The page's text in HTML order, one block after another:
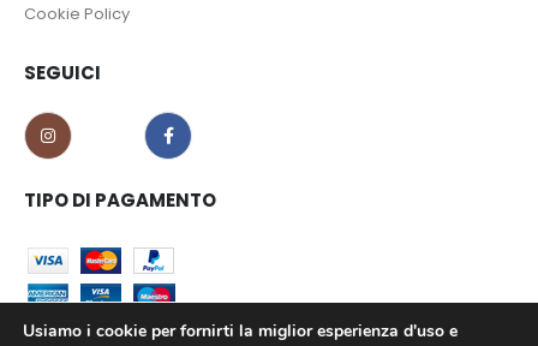
Cookie Policy
SEGUICI
TIPO DI PAGAMENTO
Usiamo i cookie per fornirti la miglior esperienza d'uso e